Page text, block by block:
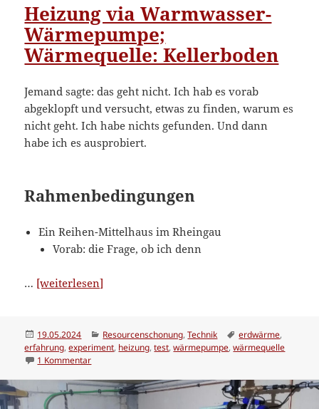
Heizung via Warmwasser-
Wärmepumpe;
Wärmequelle: Kellerboden
Jemand sagte: das geht nicht. Ich hab es vorab
abgeklopft und versucht, etwas zu finden, warum es
nicht geht. Ich habe nichts gefunden. Und dann
habe ich es ausprobiert.
Rahmenbedingungen
Ein Reihen-Mittelhaus im Rheingau
Vorab: die Frage, ob ich denn
… [weiterlesen]
Wärmepumpe;
Wärmequelle:
Veröffentlicht
am
19.05.2024 Kategorien
Resourcenschonung,Technik Schlagwörter
erdwärme,
erfahrung,experiment, heizung,test,wärmepumpe,wärmequelle
1 Kommentarzu Heizung via Warmwasser-Wärmepumpe;